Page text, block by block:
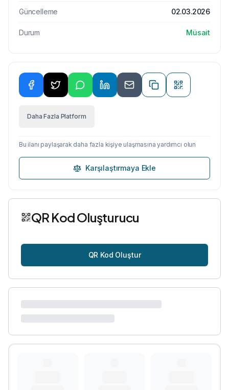
Güncelleme 02.03.2026
Durum Müsait
Daha Fazla Platform
Bu ilanı paylaşarak daha fazla kişiye ulaşmasına yardımcı olun
Karşılaştırmaya Ekle
QR Kod Oluşturucu
QR Kod Oluştur